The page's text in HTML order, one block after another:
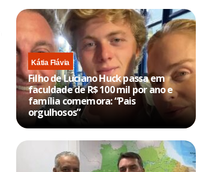
Kátia Flávia
Filho de Luciano Huck passa em
faculdade de R$ 100 mil por ano e
família comemora: “Pais
orgulhosos”